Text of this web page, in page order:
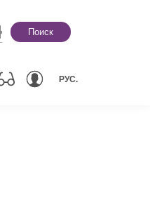
Поиск
РУС.